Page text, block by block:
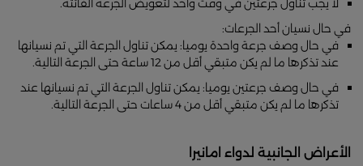
لا يجب تناول جرعتين في وقت واحد لتعويض الجرعة الفائتة.
في حال نسيان أحد الجرعات:
في حال وصف جرعة واحدة يوميا: يمكن تناول الجرعة التي تم نسيانها
عند تذكرها ما لم يكن متبقي أقل من 12 ساعة حتى الجرعة التالية.
في حال وصف جرعتين يوميا: يمكن تناول الجرعة التي تم نسيانها عند
تذكرها ما لم يكن متبقي أقل من 4 ساعات حتى الجرعة التالية.
الأعراض الجانبية لدواء امانيرا